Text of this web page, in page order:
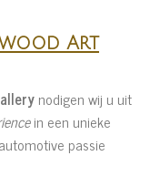
Art
nodigen wij u uit
in een unieke
passie